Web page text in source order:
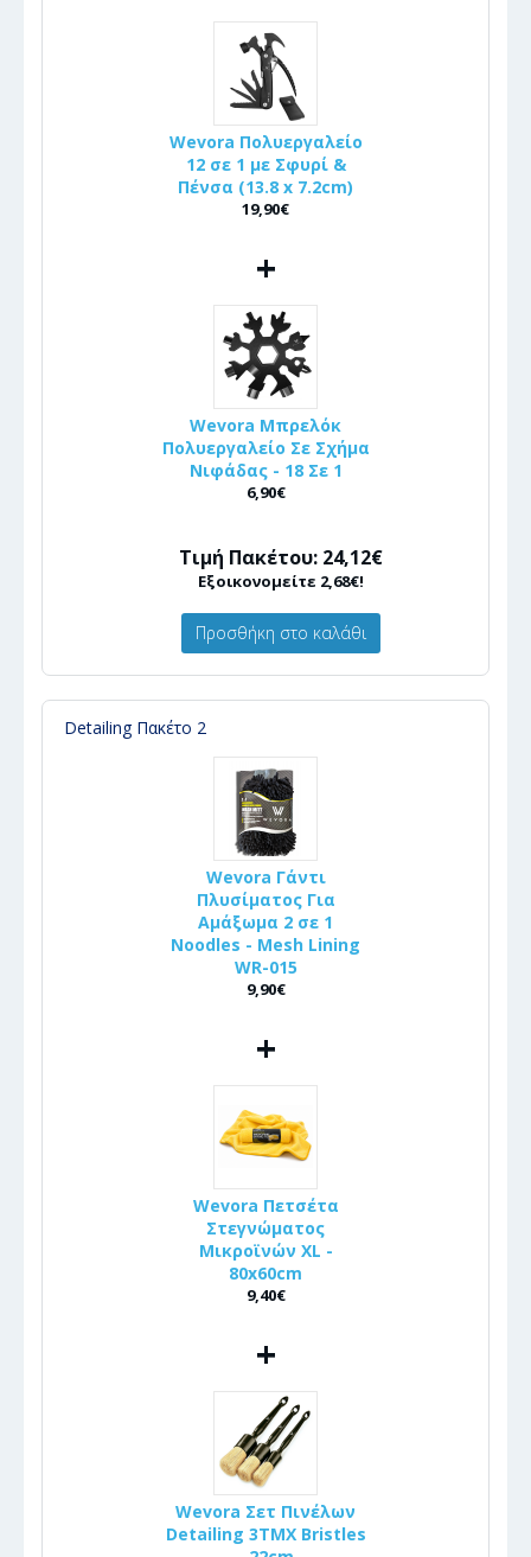
Wevora Πολυεργαλείο
12 σε 1 με Σφυρί &
Πένσα (13.8 x 7.2cm)
19,90€
+
Wevora Μπρελόκ
Πολυεργαλείο Σε Σχήμα
Νιφάδας - 18 Σε 1
6,90€
Τιμή Πακέτου: 24,12€
Εξοικονομείτε 2,68€!
Προσθήκη στο καλάθι
Detailing Πακέτο 2
Wevora Γάντι
Πλυσίματος Για
Αμάξωμα 2 σε 1
Noodles - Mesh Lining
WR-015
9,90€
+
Wevora Πετσέτα
Στεγνώματος
Μικροϊνών XL -
80x60cm
9,40€
+
Wevora Σετ Πινέλων
Detailing 3ΤΜΧ Bristles